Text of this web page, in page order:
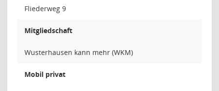
Fliederweg 9
Mitgliedschaft
Wusterhausen kann mehr (WKM)
Mobil privat